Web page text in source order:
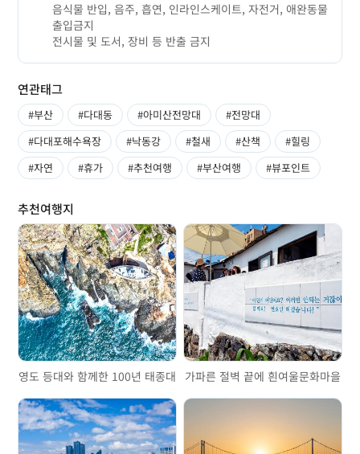
음식물 반입, 음주, 흡연, 인라인스케이트, 자전거, 애완동물
출입금지
전시물 및 도서, 장비 등 반출 금지
연관태그
#부산 #다대동 #아미산전망대
#전망대
#다대포해수욕장
#낙동강 #철새 #산책
#힐링
#자연
#휴가 #추천여행 #부산여행 #뷰포인트
추천여행지
영도 등대와 함께한 100년 태종대 가파른 절벽 끝에 흰여울문화마을